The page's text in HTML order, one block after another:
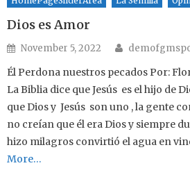
Dios es Amor
Posted on
November 5, 2022 Author
Él Perdona nuestros pecados Por:
La Biblia dice que Jesús es el hijo de
que Dios y Jesús son uno , la gente
no creían que él era Dios y siempre
hizo milagros convirtió el agua en
More…